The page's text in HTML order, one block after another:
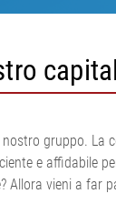
di
di
•
Visualizza tutto
per
per tortiglia
Visualizza tutto
gruppo.
e affidabile
Allora vieni a far